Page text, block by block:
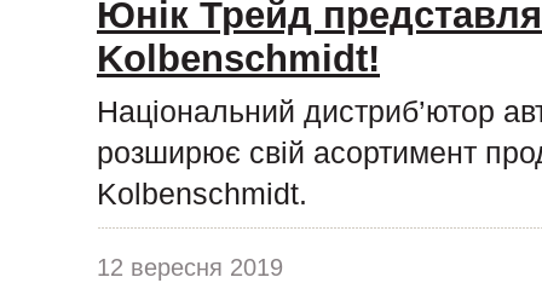
Юнік Трейд
Kolbenschmidt!
Національний дистриб’ютор
розширює свій асортимент
Kolbenschmidt.
12 вересня 2019